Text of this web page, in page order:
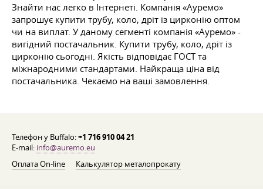
Знайти нас легко в Інтернеті. Компанія «Ауремо»
запрошує купити трубу, коло, дріт із цирконію оптом
чи на виплат. У даному сегменті компанія «Ауремо» -
вигідний постачальник. Купити трубу, коло, дріт із
цирконію сьогодні. Якість відповідає ГОСТ та
міжнародними стандартами. Найкраща ціна від
постачальника. Чекаємо на ваші замовлення.
Телефон у Buffalo:+1 716 910 04 21
E-mail: info@auremo.eu
Оплата On-line
Калькулятор металопрокату